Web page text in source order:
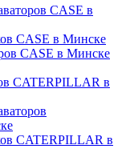
CASE в
CASE в Минске
CASE в Минске
CATERPILLAR в
CATERPILLAR в